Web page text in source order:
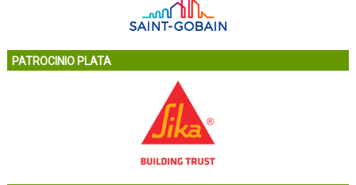
PATROCINIO PLATA